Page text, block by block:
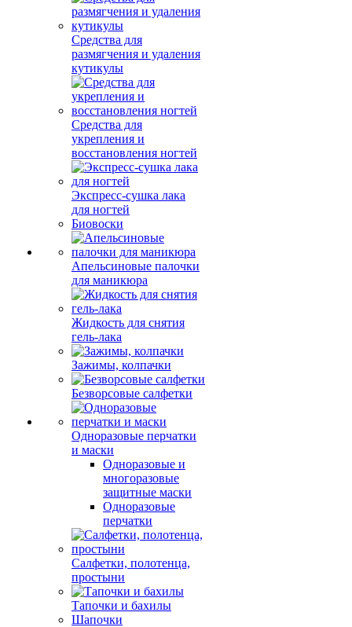
Средства для
размягчения и удаления
кутикулы
Средства для
укрепления и
восстановления ногтей
Экспресс-сушка лака
для ногтей
Биовоски
Апельсиновые палочки
для маникюра
Жидкость для снятия
гель-лака
Зажимы, колпачки
Безворсовые салфетки
Одноразовые перчатки
и маски
Одноразовые и
многоразовые
защитные маски
Одноразовые
перчатки
Салфетки, полотенца,
простыни
Тапочки и бахилы
Шапочки